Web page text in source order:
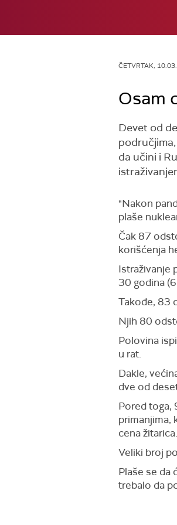
ČETVRTAK,
Osam
Devet od
da učini i
"Nakon
plaše
Čak 87
korišćenja
Istraživanje
30 godina
Takođe, 83
Njih 80
Polovina
u rat.
Dakle,
dve od
Pored toga,
primanjima,
cena žitarica.
Veliki broj
Plaše se da
trebalo da